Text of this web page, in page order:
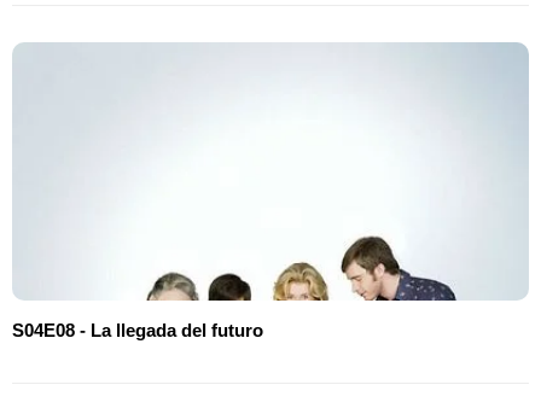
S04E08 - La llegada del futuro